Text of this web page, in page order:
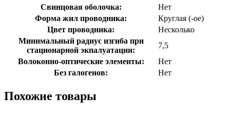
Свинцовая оболочка:
Нет
Форма жил проводника:
Круглая (-ое)
Цвет проводника:
Несколько
Минимальный радиус изгиба при
стационарной экпалуатации:
7,5
Волоконно-оптические элементы:
Нет
Без галогенов:
Нет
Похожие товары